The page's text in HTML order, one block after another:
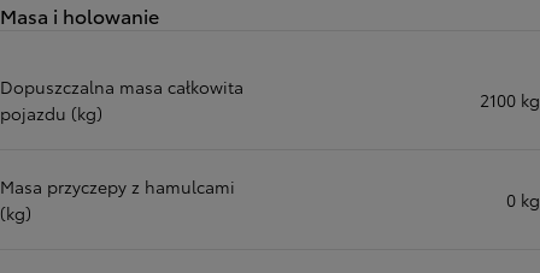
Masa i holowanie
Dopuszczalna masa całkowita
pojazdu (kg)
2100 kg
Masa przyczepy z hamulcami
(kg)
0 kg